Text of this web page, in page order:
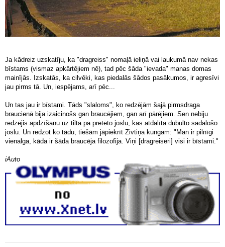
Ja kādreiz uzskatīju, ka "dragreiss" nomaļā ieliņā vai laukumā nav nekas
bīstams (vismaz apkārtējiem nē), tad pēc šāda "ievada" manas domas
mainījās. Izskatās, ka cilvēki, kas piedalās šādos pasākumos, ir agresīvi
jau pirms tā. Un, iespējams, arī pēc...
Un tas jau ir bīstami. Tāds "slaloms", ko redzējām šajā pirmsdraga
braucienā bija izaicinošs gan braucējiem, gan arī pārējiem. Sen nebiju
redzējis apdzīšanu uz tilta pa pretēto joslu, kas atdalīta dubulto sadalošo
joslu. Un redzot ko tādu, tiešām jāpiekrīt Zivtiņa kungam: "Man ir pilnīgi
vienalga, kāda ir šāda braucēja filozofija. Viņi [dragreiseri] visi ir bīstami."
iAuto